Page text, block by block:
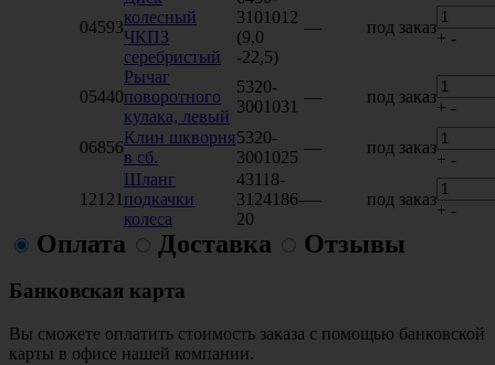
04593
колесный
ЧКПЗ
серебристый
3101012
(9,0
-22,5)
— под заказ
+ -
05440
Рычаг
поворотного
кулака, левый
5320-
3001031
— под заказ
+ -
06856
Клин шкворня
в сб.
5320-
3001025
— под заказ
+ -
12121
Шланг
подкачки
колеса
43118-
3124186-
20
— под заказ
+ -
Оплата Доставка Отзывы
Банковская карта
Вы сможете оплатить стоимость заказа с помощью банковской
карты в офисе нашей компании.